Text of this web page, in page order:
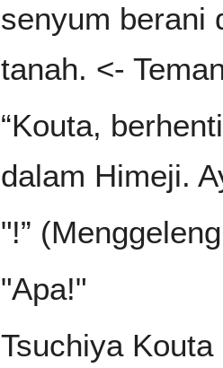
senyum berani
tanah. <-
“Kouta,
dalam Himeji.
"!”
"Apa!"
Tsuchiya